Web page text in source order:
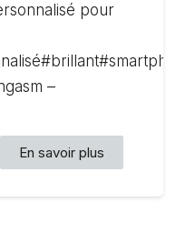
pour
–
En savoir plus